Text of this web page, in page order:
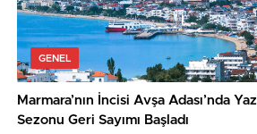
GENEL
Marmara’nın İncisi Avşa Adası’nda Yaz
Sezonu Geri Sayımı Başladı